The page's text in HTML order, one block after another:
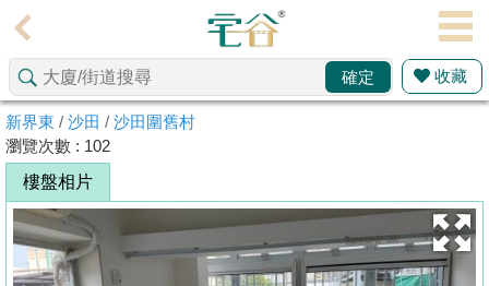
理
主
頁
搵
樓/
成
交
確定 收藏
新界東 / 沙田 / 沙田圍舊村
瀏覽次數 : 102
樓盤相片